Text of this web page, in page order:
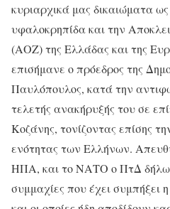
κυριαρχικά μας δικαιώματα
υφαλοκρηπίδα και την
(ΑΟΖ) της Ελλάδας και της
επισήμανε ο πρόεδρος της
Παυλόπουλος, κατά την
τελετής ανακήρυξής του σε
Κοζάνης, τονίζοντας επίσης
ενότητας των Ελλήνων.
ΗΠΑ, και το ΝΑΤΟ ο ΠτΔ
συμμαχίες που έχει συμπήξει